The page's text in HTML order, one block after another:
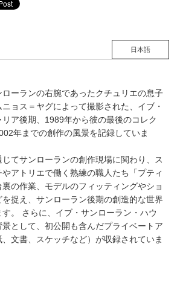
日本語
ーランの右腕であったクチュリエの息子
ョス＝ヤグによって撮影された、イブ・
ア後期、1989年から彼の最後のコレク
年までの創作の風景を記録していま
てサンローランの創作現場に関わり、ス
アトリエで働く熟練の職人たち「プティ
の作業、モデルのフィッティングやショ
捉え、サンローラン後期の創造的な世界
。 さらに、イブ・サンローラン・ハウ
として、初公開も含んだプライベートア
文書、スケッチなど）が収録されていま